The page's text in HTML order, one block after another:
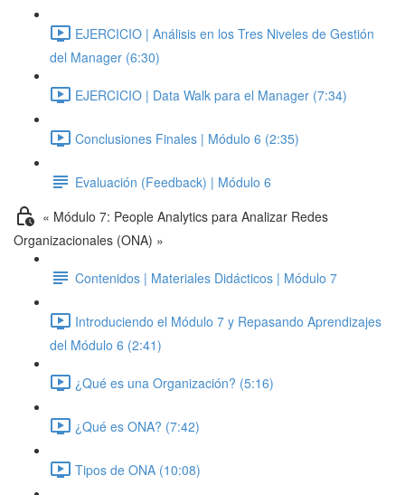
EJERCICIO | Análisis en los Tres Niveles de Gestión
del Manager (6:30)
EJERCICIO | Data Walk para el Manager (7:34)
Conclusiones Finales | Módulo 6 (2:35)
Evaluación (Feedback) | Módulo 6
« Módulo 7: People Analytics para Analizar Redes
Organizacionales (ONA) »
Contenidos | Materiales Didácticos | Módulo 7
Introduciendo el Módulo 7 y Repasando Aprendizajes
del Módulo 6 (2:41)
¿Qué es una Organización? (5:16)
¿Qué es ONA? (7:42)
Tipos de ONA (10:08)